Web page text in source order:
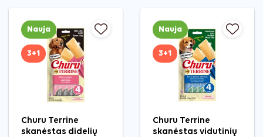
Nauja
3+1
Churu Terrine
skanėstas didelių
Nauja
3+1
Churu Terrine
skanėstas vidutinių